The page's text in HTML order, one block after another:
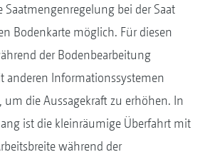
Saatmengenregelung bei der Saat
Bodenkarte möglich. Für diesen
der Bodenbearbeitung
anderen Informationssystemen
die Aussagekraft zu erhöhen. In
ist die kleinräumige Überfahrt mit
während der